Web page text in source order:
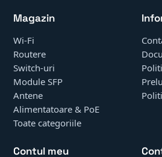
Magazin
Wi-Fi
Routere
Switch-uri
Module SFP
Antene
Alimentatoare & PoE
Toate categoriile
Contul meu